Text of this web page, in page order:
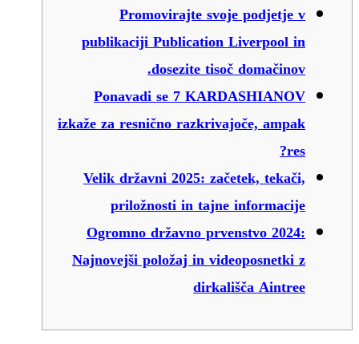
Promovirajte svoje podjetje v
publikaciji Publication Liverpool in
dosezite tisoč domačinov.
Ponavadi se 7 KARDASHIANOV
izkaže za resnično razkrivajoče, ampak
res?
Velik državni 2025: začetek, tekači,
priložnosti in tajne informacije
Ogromno državno prvenstvo 2024:
Najnovejši položaj in videoposnetki z
dirkališča Aintree